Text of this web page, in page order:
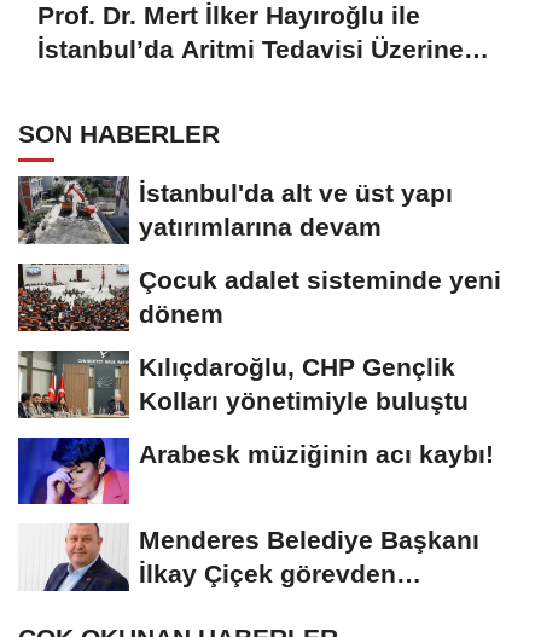
Prof. Dr. Mert İlker Hayıroğlu ile
İstanbul’da Aritmi Tedavisi Üzerine
SON HABERLER
İstanbul'da alt ve üst yapı
yatırımlarına devam
Çocuk adalet sisteminde yeni
dönem
Kılıçdaroğlu, CHP Gençlik
Kolları yönetimiyle buluştu
Arabesk müziğinin acı kaybı!
Menderes Belediye Başkanı
İlkay Çiçek görevden